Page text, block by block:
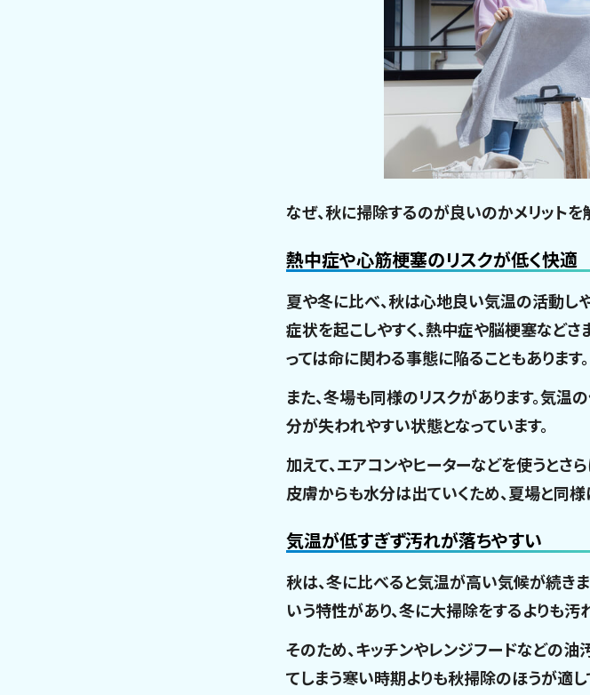
なぜ、秋に掃除するのが良いのかメリットを
熱中症や心筋梗塞のリスクが低く快適
夏や冬に比べ、秋は心地良い気温の活動し
症状を起こしやすく、熱中症や脳梗塞など
っては命に関わる事態に陥ることもあります。
また、冬場も同様のリスクがあります。気
分が失われやすい状態となっています。
加えて、エアコンやヒーターなどを使うとさ
皮膚からも水分は出ていくため、夏場と同様
気温が低すぎず汚れが落ちやすい
秋は、冬に比べると気温が高い気候が続き
いう特性があり、冬に大掃除をするよりも
そのため、キッチンやレンジフードなどの
てしまう寒い時期よりも秋掃除のほうが適し